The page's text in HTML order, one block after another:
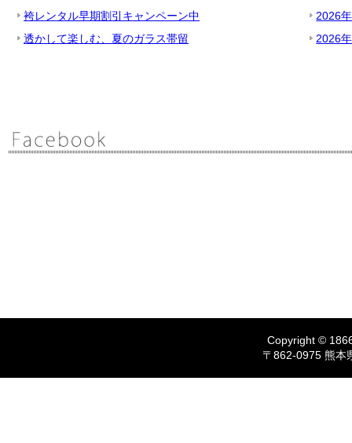
袴レンタル早期割引キャンペーン中
透かして楽しむ、夏のガラス帯留
2026
2026
Copyright ©
〒862-0975 熊本